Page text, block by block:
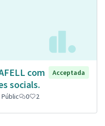
com
socials.
Acceptada
0 2